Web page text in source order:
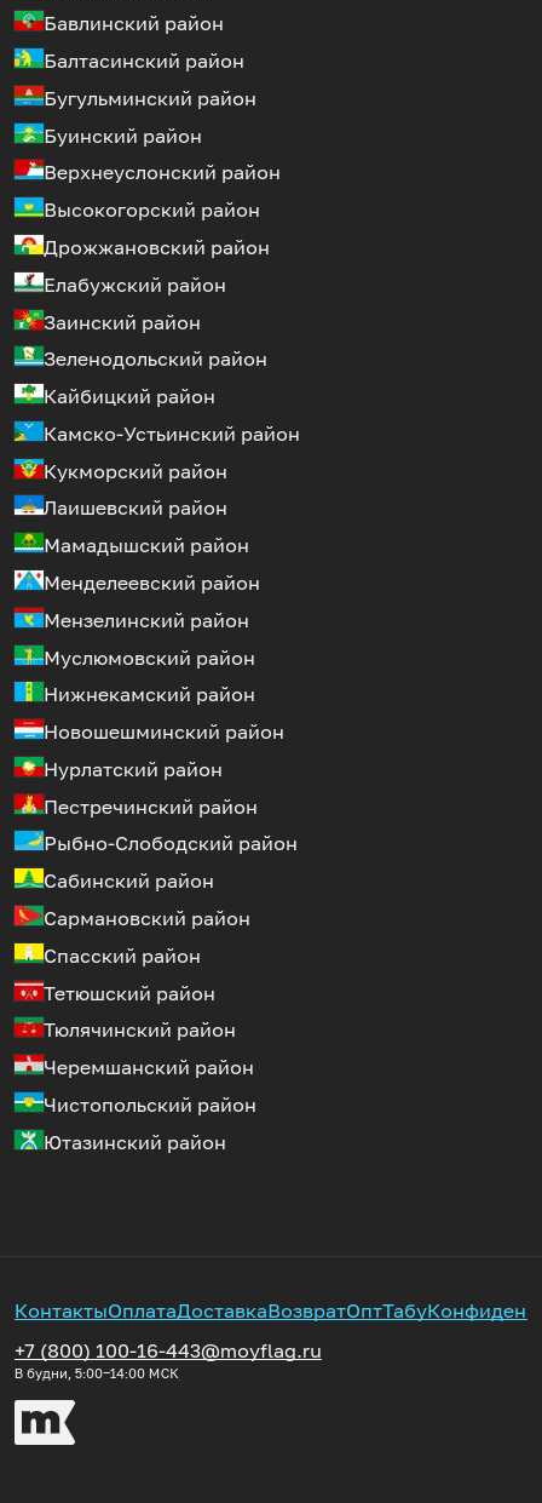
Бавлинский район
Балтасинский район
Бугульминский район
Буинский район
Верхнеуслонский район
Высокогорский район
Дрожжановский район
Елабужский район
Заинский район
Зеленодольский район
Кайбицкий район
Камско-Устьинский район
Кукморский район
Лаишевский район
Мамадышский район
Менделеевский район
Мензелинский район
Муслюмовский район
Нижнекамский район
Новошешминский район
Нурлатский район
Пестречинский район
Рыбно-Слободский район
Сабинский район
Сармановский район
Спасский район
Тетюшский район
Тюлячинский район
Черемшанский район
Чистопольский район
Ютазинский район
КонтактыОплатаДоставкаВозвратОптТабу
+7 (800) 100-16-44
В будни, 5:00‒14:00 МСК
3@moyflag.ru